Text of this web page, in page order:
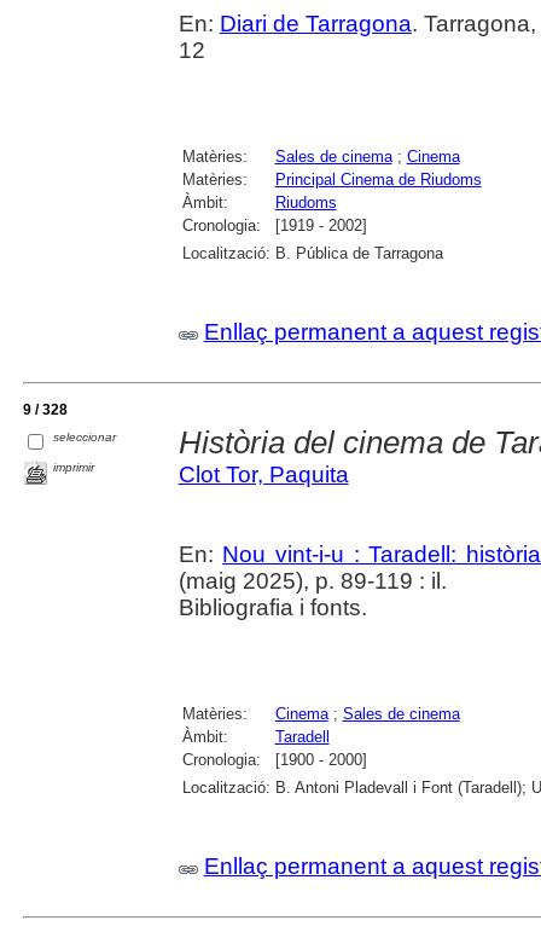
En: Diari de Tarragona.
12
Matèries: Sales de cinema; Cinema
Matèries:
Principal Cinema de Riudoms
Àmbit:
Riudoms
Cronologia:
[1919 - 2002]
Localització: B. Pública de Tarragona
Enllaç permanent a aquest
9 / 328
seleccionar
imprimir
Història del cinema de
Clot Tor, Paquita
En: Nou vint-i-u : Taradell:
(maig 2025), p. 89-119 : il.
Bibliografia i fonts.
Matèries: Cinema; Sales de cinema
Àmbit:
Taradell
Cronologia:
[1900 - 2000]
Localització: B. Antoni Pladevall i Font (Taradell);
Enllaç permanent a aquest